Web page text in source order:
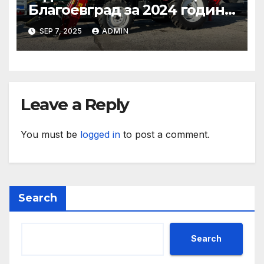
Благоевград за 2024 година:
Стабилно финансово
състояние, ръст на
приходите и напредък в
социални проекти
SEP 7, 2025 ADMIN
Leave a Reply
You must be logged in to post a comment.
Search
Search